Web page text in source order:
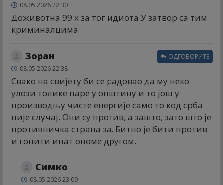
08.05.2026 22:30
Доживотна 99 x за тог идиота.У затвор са тим
криминалцима
Зоран
08.05.2026 22:38
Свако на свијету би се радовао да му неко
улози толике паре у општину и то још у
производњу чисте енергије само то код срба
није случај. Они су против, а зашто, зато што је
противничка страна за. Битно је бити против
и гонити инат ономе другом.
ОДГОВОРИТЕ
Симко
08.05.2026 23:09